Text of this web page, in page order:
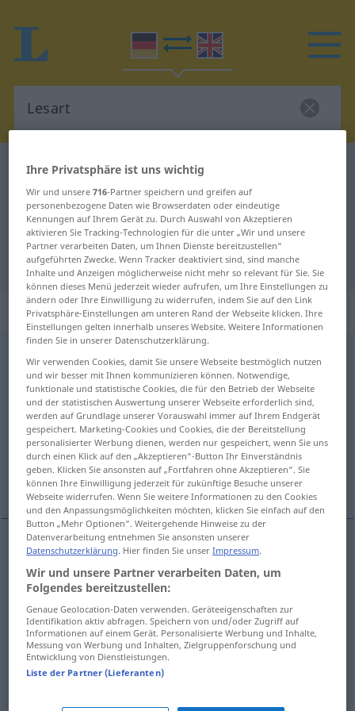
Deutsch-Englisch Wörterbuch
Deutsch-Englisch Übersetzung für
"Lesart"
"Lesart" Englisch Übersetzung
„Lesart“: Femininum
Übersicht aller Übersetzungen
(Für mehr Details die Übersetzung anklicken/antippen)
reading, version version, context, form
interpretation
version LesartVersion
Ihre Privatsphäre ist uns wichtig
Wir und unsere716-Partner speichern und greifen auf
personenbezogene Daten wie Browserdaten oder eindeutige
Kennungen auf Ihrem Gerät zu. Durch Auswahl von Akzeptieren
aktivieren Sie Tracking-Technologien für die unter „Wir und unsere
Partner verarbeiten Daten, um Ihnen Dienste bereitzustellen“
aufgeführten Zwecke. Wenn Tracker deaktiviert sind, sind manche
Inhalte und Anzeigen möglicherweise nicht mehr so relevant für Sie. Sie
können dieses Menü jederzeit wieder aufrufen, um Ihre Einstellungen zu
ändern oder Ihre Einwilligung zu widerrufen, indem Sie auf den Link
Privatsphäre-Einstellungen am unteren Rand der Webseite klicken. Ihre
Einstellungen gelten innerhalb unseres Website. Weitere Informationen
finden Sie in unserer Datenschutzerklärung.
Wir verwenden Cookies, damit Sie unsere Webseite bestmöglich nutzen
und wir besser mit Ihnen kommunizieren können. Notwendige,
funktionale und statistische Cookies, die für den Betrieb der Webseite
und der statistischen Auswertung unserer Webseite erforderlich sind,
werden auf Grundlage unserer Vorauswahl immer auf Ihrem Endgerät
gespeichert. Marketing-Cookies und Cookies, die der Bereitstellung
personalisierter Werbung dienen, werden nur gespeichert, wenn Sie uns
durch einen Klick auf den „Akzeptieren“-Button Ihr Einverständnis
geben. Klicken Sie ansonsten auf „Fortfahren ohne Akzeptieren“. Sie
können Ihre Einwilligung jederzeit für zukünftige Besuche unserer
Webseite widerrufen. Wenn Sie weitere Informationen zu den Cookies
und den Anpassungsmöglichkeiten möchten, klicken Sie einfach auf den
Button „Mehr Optionen“. Weitergehende Hinweise zu der
Datenverarbeitung entnehmen Sie ansonsten unserer
Datenschutzerklärung. Hier finden Sie unserImpressum.
Wir und unsere Partner verarbeiten Daten, um
Folgendes bereitzustellen:
Genaue Geolocation-Daten verwenden. Geräteeigenschaften zur
Identifikation aktiv abfragen. Speichern von und/oder Zugriff auf
Informationen auf einem Gerät. Personalisierte Werbung und Inhalte,
Messung von Werbung und Inhalten, Zielgruppenforschung und
Entwicklung von Dienstleistungen.
Liste der Partner (Lieferanten)